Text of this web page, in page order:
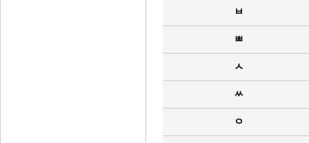
ㅂ
ㅃ
ㅅ
ㅆ
ㅇ